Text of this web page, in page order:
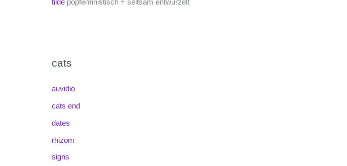
tilde popfeministisch + seltsam entwurzelt
cats
auvidio
cats end
dates
rhizom
signs